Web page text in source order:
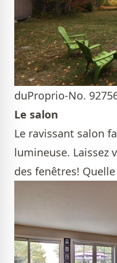
duProprio-No.
Le salon
Le ravissant salon
lumineuse. Laissez
des fenêtres!